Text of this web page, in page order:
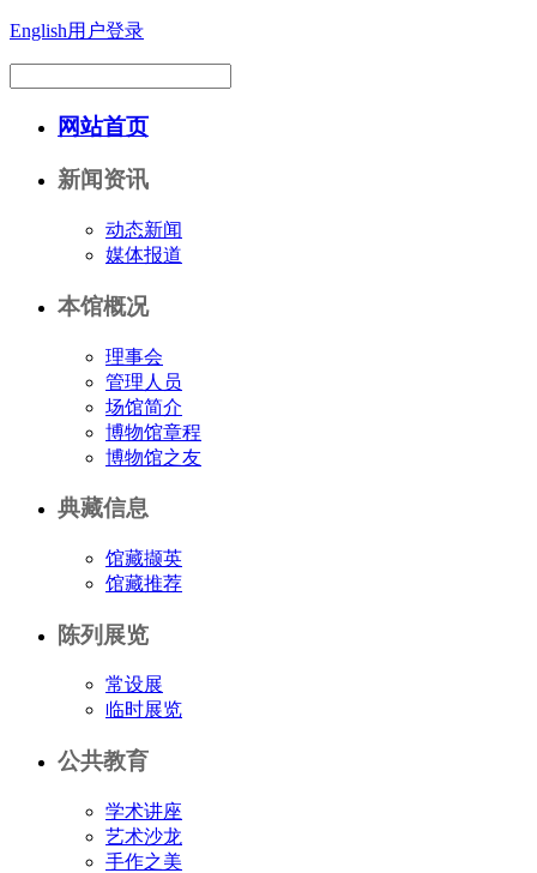
English用户登录
网站首页
新闻资讯
动态新闻
媒体报道
本馆概况
理事会
管理人员
场馆简介
博物馆章程
博物馆之友
典藏信息
馆藏撷英
馆藏推荐
陈列展览
常设展
临时展览
公共教育
学术讲座
艺术沙龙
手作之美